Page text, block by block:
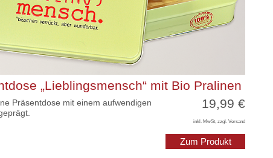
„Lieblingsmensch“ mit Bio Pralinen
Präsentdose mit einem aufwendigen
19,99 €
inkl. MwSt, zzgl. Versand
Zum Produkt